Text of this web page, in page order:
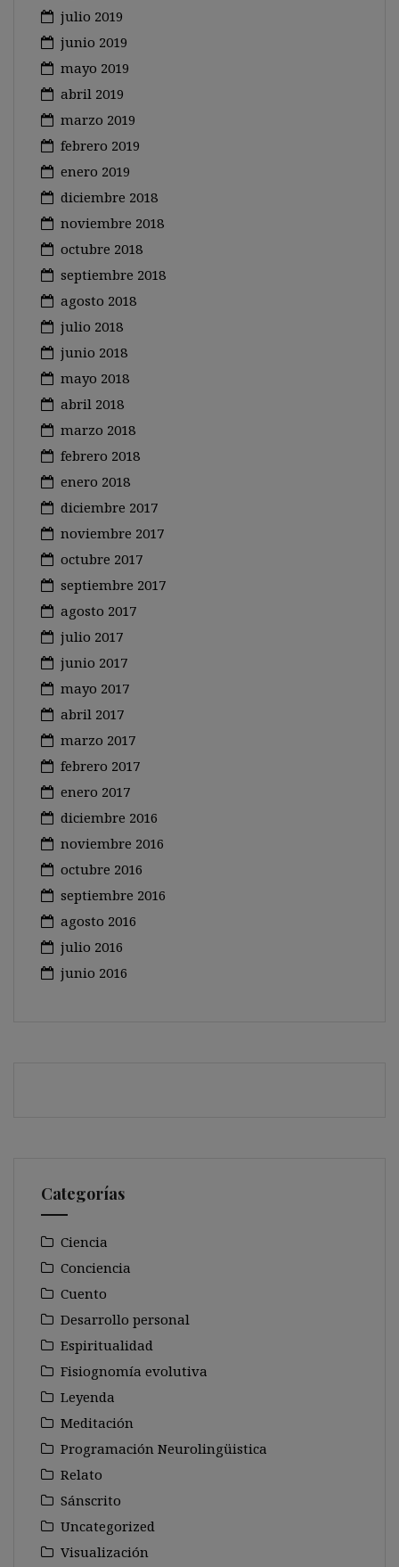
julio 2019
junio 2019
mayo 2019
abril 2019
marzo 2019
febrero 2019
enero 2019
diciembre 2018
noviembre 2018
octubre 2018
septiembre 2018
agosto 2018
julio 2018
junio 2018
mayo 2018
abril 2018
marzo 2018
febrero 2018
enero 2018
diciembre 2017
noviembre 2017
octubre 2017
septiembre 2017
agosto 2017
julio 2017
junio 2017
mayo 2017
abril 2017
marzo 2017
febrero 2017
enero 2017
diciembre 2016
noviembre 2016
octubre 2016
septiembre 2016
agosto 2016
julio 2016
junio 2016
Categorías
Ciencia
Conciencia
Cuento
Desarrollo personal
Espiritualidad
Fisiognomía evolutiva
Leyenda
Meditación
Programación Neurolingüistica
Relato
Sánscrito
Uncategorized
Visualización